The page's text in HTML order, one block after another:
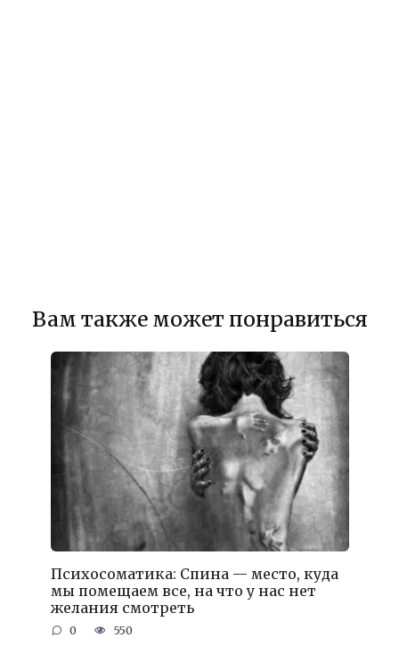
Вам также может понравиться
Психосоматика: Спина — место, куда
мы помещаем все, на что у нас нет
желания смотреть
0 550